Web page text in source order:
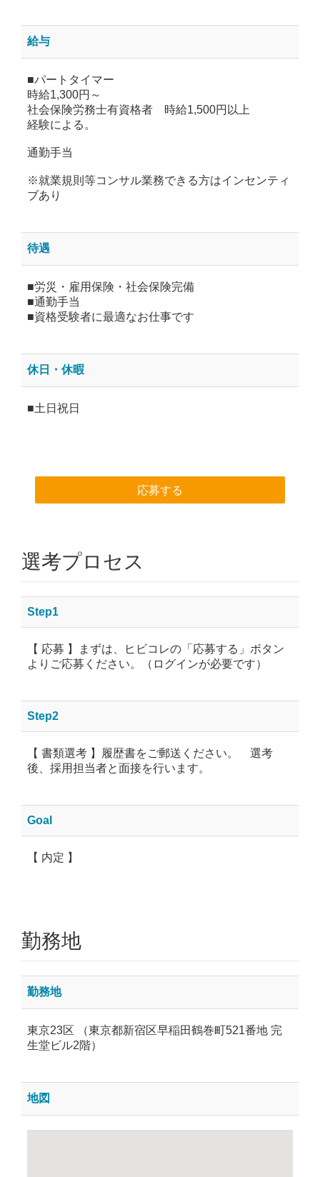
給与
■パートタイマー
時給1,300円～
社会保険労務士有資格者 時給1,500円以上
経験による。
通勤手当
※就業規則等コンサル業務できる方はインセンティ
ブあり
待遇
■労災・雇用保険・社会保険完備
■通勤手当
■資格受験者に最適なお仕事です
休日・休暇
■土日祝日
応募する
選考プロセス
Step1
【 応募 】まずは、ヒビコレの「応募する」ボタン
よりご応募ください。（ログインが必要です）
Step2
【 書類選考 】履歴書をご郵送ください。 選考
後、採用担当者と面接を行います。
Goal
【 内定 】
勤務地
勤務地
東京23区 （東京都新宿区早稲田鶴巻町521番地 完
生堂ビル2階）
地図